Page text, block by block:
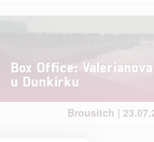
Box Office:
u Dunkirku
Brousitch |